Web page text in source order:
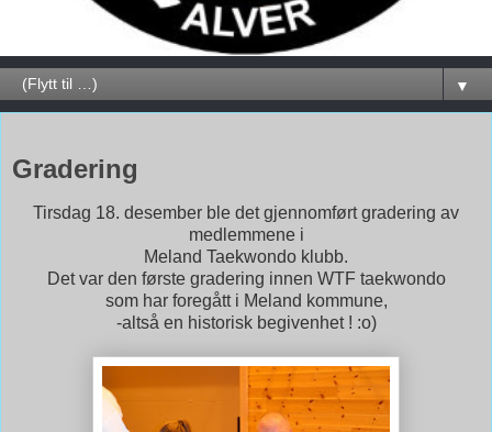
▼
Gradering
Tirsdag 18. desember ble det gjennomført gradering av
medlemmene i
Meland Taekwondo klubb.
Det var den første gradering innen WTF taekwondo
som har foregått i Meland kommune,
-altså en historisk begivenhet ! :o)